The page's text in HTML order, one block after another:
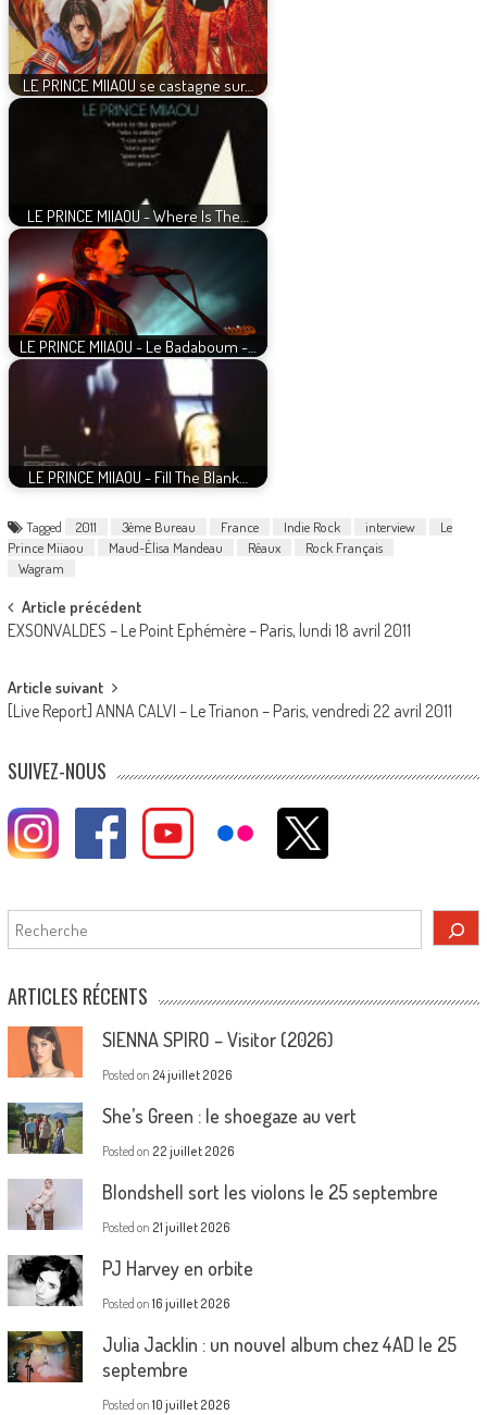
LE PRINCE MIIAOU se castagne sur…
LE PRINCE MIIAOU - Where Is The…
LE PRINCE MIIAOU - Le Badaboum -…
LE PRINCE MIIAOU - Fill The Blank…
Tagged 2011 3ème Bureau France Indie Rock interview
Le
Prince Miiaou
Maud-Élisa Mandeau Réaux
Rock Français
Wagram
Post
navigation
Article précédent
EXSONVALDES – Le Point Ephémère – Paris, lundi 18 avril 2011
Article suivant
[Live Report] ANNA CALVI – Le Trianon – Paris, vendredi 22 avril 2011
SUIVEZ-NOUS
Rechercher
ARTICLES RÉCENTS
SIENNA SPIRO – Visitor (2026)
Posted on 24 juillet 2026
She’s Green : le shoegaze au vert
Posted on 22 juillet 2026
Blondshell sort les violons le 25 septembre
Posted on 21 juillet 2026
PJ Harvey en orbite
Posted on 16 juillet 2026
Julia Jacklin : un nouvel album chez 4AD le 25
septembre
Posted on 10 juillet 2026